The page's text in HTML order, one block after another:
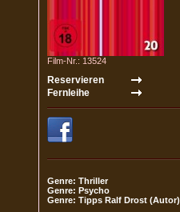
Film-Nr.: 13524
Genre: Thriller
Genre: Psycho
Genre: Tipps Ralf Drost (Autor)